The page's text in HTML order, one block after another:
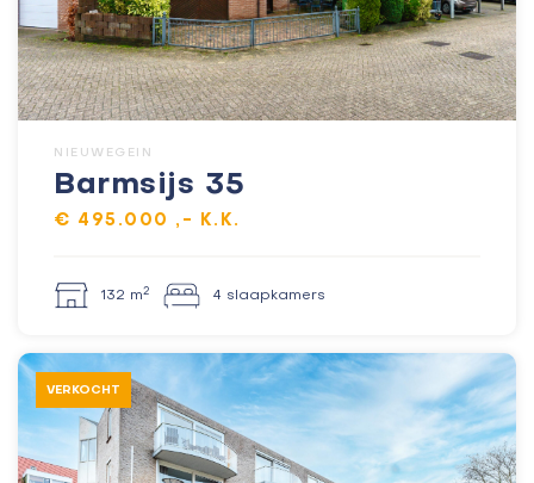
NIEUWEGEIN
Barmsijs 35
€ 495.000 ,- K.K.
132 m2 4 slaapkamers
VERKOCHT